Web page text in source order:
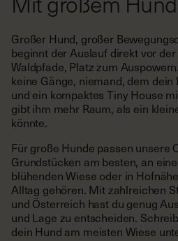
Großer Hund, großer
beginnt der Auslauf direkt vor
Waldpfade, Platz zum
keine Gänge, niemand, dem
und ein kompaktes Tiny House
gibt ihm mehr Raum, als ein
könnte.
Für große Hunde passen unsere
Grundstücken am besten, an
blühenden Wiese oder in
Alltag gehören. Mit zahlreichen
und Österreich hast du genug
und Lage zu entscheiden.
dein Hund am meisten Wiese